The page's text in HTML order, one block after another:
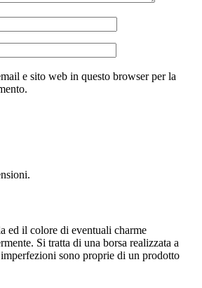
e sito web in questo browser per la
ed il colore di eventuali charme
Si tratta di una borsa realizzata a
sono proprie di un prodotto